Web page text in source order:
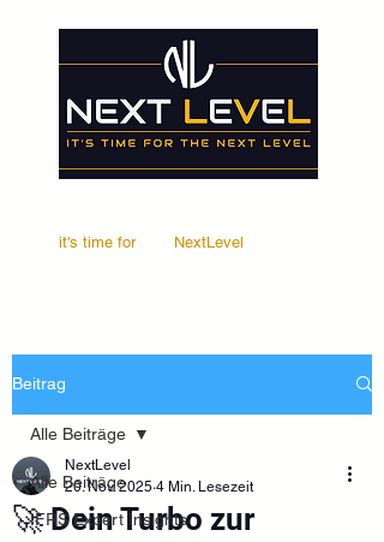
it's time for NextLevel
Beitrag
Alle Beiträge
IFRS Expert Insights
Alle Beiträge
🚀 Dein Turbo zur
NextLevel
20. Nov. 2025 4 Min. Lesezeit